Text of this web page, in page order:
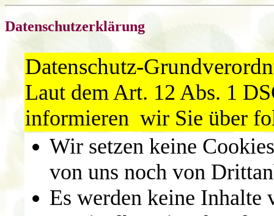
Datenschutzerklärung
Datenschutz-
Laut dem Art. 12 Abs. 1
informieren wir Sie über
Wir setzen keine
von uns noch von
Es werden keine Inhalte